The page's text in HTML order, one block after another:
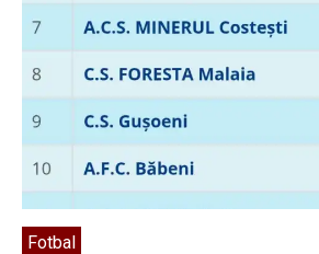
,,European
Training
Acreditat
domeniul
Educației
Adulților
–
Co-
prin
Fotbal